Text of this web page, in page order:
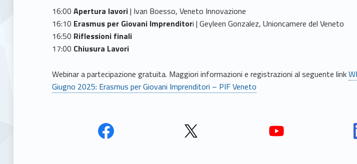
16:00Apertura lavori| Ivan Boesso, Veneto Innovazione
16:10 Erasmus per Giovani Imprenditori | Geyleen Gonzalez, Unioncamere del Veneto
16:50 Riflessioni finali
17:00 Chiusura Lavori
Webinar a partecipazione gratuita. Maggiori informazioni e registrazioni al seguente link
Giugno 2025: Erasmus per Giovani Imprenditori – PIF Veneto